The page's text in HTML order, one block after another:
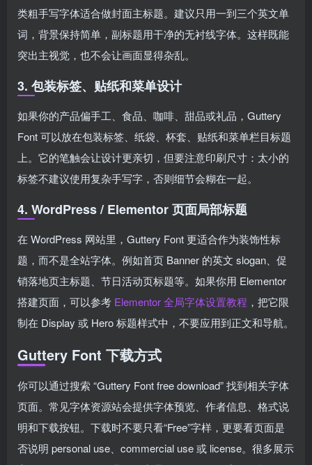
类粗手写字体适合做封面主标题。建议只用一到三个英文单
词，背景保持简单，副标题用干净的无衬线字体。这样既能
突出主视觉，也不会让画面显得杂乱。
3. 包装标签、贴纸和菜单设计
如果你的产品偏手工、食品、咖啡、甜品或礼品，Guttery
Font 可以放在包装标签、纸袋、杯套、贴纸和菜单栏目标题
上。它的笔触会让设计更亲切，但要注意印刷尺寸：太小的
标签不建议使用复杂手写字，否则细节会糊在一起。
4. WordPress / Elementor 页面局部标题
在 WordPress 网站里，Guttery Font 更适合作为装饰性标
题，而不是全站字体。例如首页 Banner 的英文 slogan、促
销落地页主标题、节日活动页标题等。如果你用 Elementor
搭建页面，可以参考 Elementor 全局字体设置教程 ，把它限
制在 Display 或 Hero 标题样式中，不要应用到正文和导航。
Guttery Font 下载方式
你可以通过搜索 “Guttery Font free download” 找到相关字体
页面。常见字体资源站会提供字体预览、作者信息、格式说
明和下载按钮。下载时不要只看“Free”字样，更要看页面是
否说明 personal use、commercial use 或 license。很多展示